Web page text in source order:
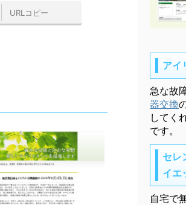
URLコピー
アイ
急な故
器交換
してく
です。
セレ
イエ
自宅で